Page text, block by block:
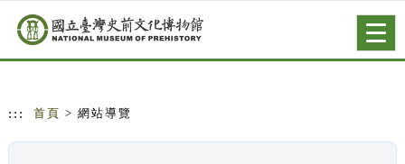
跳到主要內容
網站導覽
::: 首頁 > 網站導覽